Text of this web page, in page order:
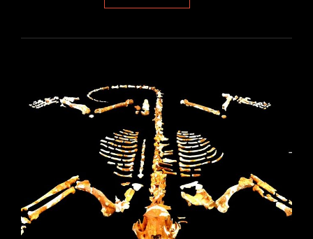
«UN
DE
EN
PREHISTÒRIA
VALENCIANA»